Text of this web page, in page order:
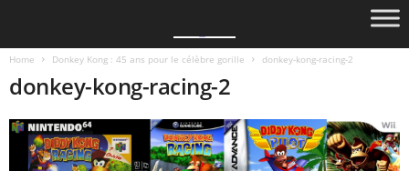
Home Donkey Kong : 45 ans pour le célèbre gorille donkey-kong-racing-2
donkey-kong-racing-2